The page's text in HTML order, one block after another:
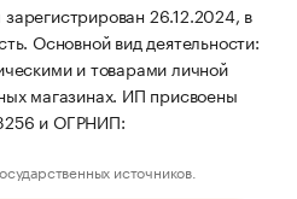
26.12.2024, в
Основной вид деятельности:
и товарами личной
магазинах. ИП присвоены
и ОГРНИП:
источников.